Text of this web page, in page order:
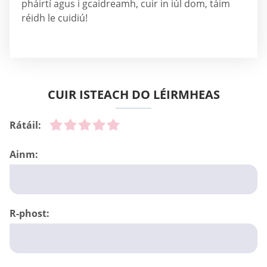
pháirtí agus i gcaidreamh, cuir in iúl dom, táim
réidh le cuidiú!
CUIR ISTEACH DO LÉIRMHEAS
Rátáil:
Ainm:
R-phost: